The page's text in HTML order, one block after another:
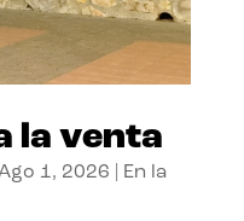
la venta
1, 2026
En la